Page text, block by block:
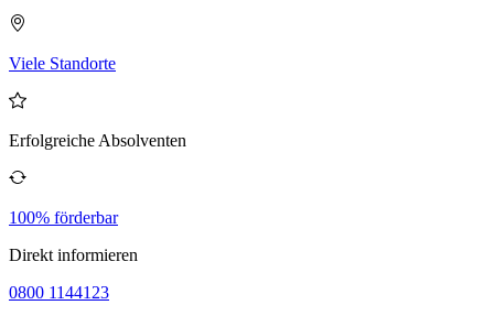
Viele Standorte
Erfolgreiche Absolventen
100% förderbar
Direkt informieren
0800 1144123